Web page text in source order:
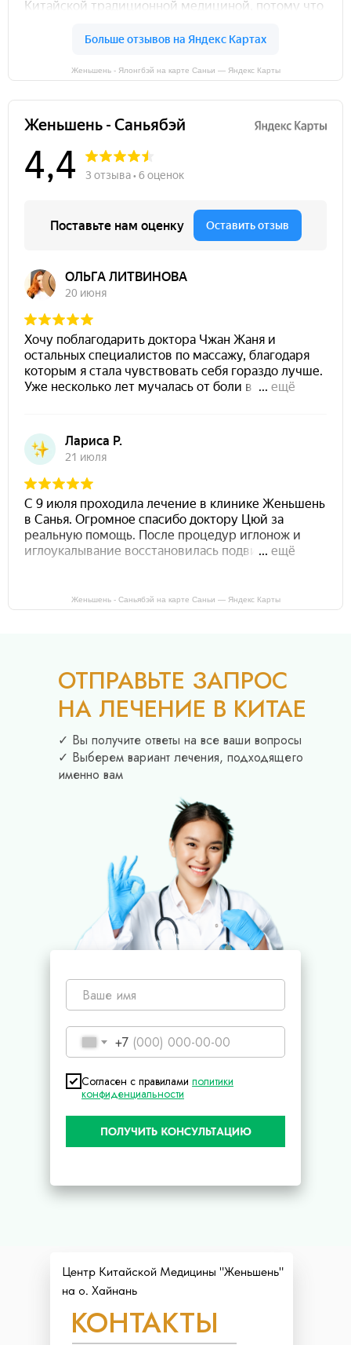
Женьшень - Ялонгбэй на карте Саньи — Яндекс Карты
Женьшень - Саньябэй на карте Саньи — Яндекс Карты
ОТПРАВЬТЕ ЗАПРОС
НА ЛЕЧЕНИЕ В КИТАЕ
✓ Вы получите ответы на все ваши вопросы
✓ Выберем вариант лечения, подходящего
именно вам
+7
Согласен с правилами политики
конфиденциальности
ПОЛУЧИТЬ КОНСУЛЬТАЦИЮ
КОНТАКТЫ
Центр Китайской Медицины "Женьшень"
на о. Хайнань